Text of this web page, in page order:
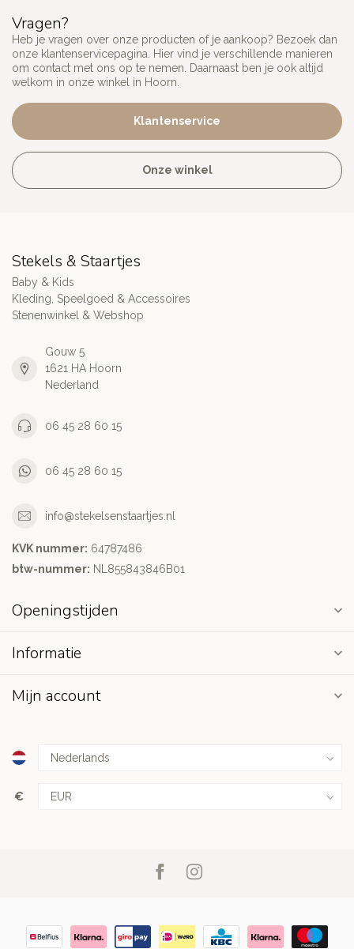
Vragen?
Heb je vragen over onze producten of je aankoop? Bezoek dan
onze klantenservicepagina. Hier vind je verschillende manieren
om contact met ons op te nemen. Daarnaast ben je ook altijd
welkom in onze winkel in Hoorn.
Klantenservice
Onze winkel
Stekels & Staartjes
Baby & Kids
Kleding, Speelgoed & Accessoires
Stenenwinkel & Webshop
Gouw 5
1621 HA Hoorn
Nederland
06 45 28 60 15
06 45 28 60 15
info@stekelsenstaartjes.nl
KVK nummer: 64787486
btw-nummer: NL855843846B01
Openingstijden
Informatie
Mijn account
€